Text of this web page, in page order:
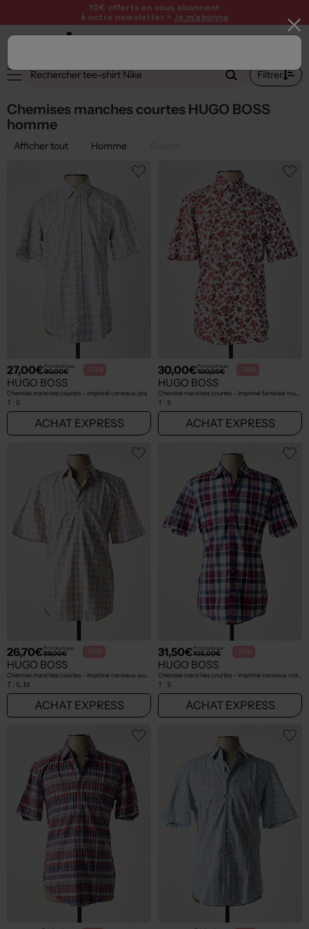
10€ offerts en vous abonnant
à notre newsletter > Je m'abonne
Filtrer
Chemises manches courtes HUGO BOSS
homme
Afficher tout Homme
27,00€Prix boutique :
90,00€ -70%
HUGO BOSS
Chemise manches courtes - Imprimé carreaux gris
T : S
ACHAT EXPRESS
30,00€Prix boutique :
100,00€ -70%
HUGO BOSS
T : S
ACHAT EXPRESS
26,70€Prix boutique :
89,00€ -70%
HUGO BOSS
T : S, M
ACHAT EXPRESS
31,50€Prix boutique :
105,00€ -70%
HUGO BOSS
T : S
ACHAT EXPRESS